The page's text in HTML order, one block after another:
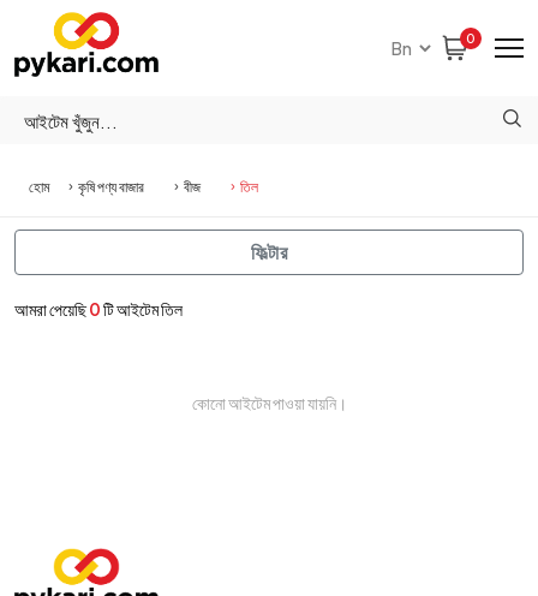
0
হোম কৃষি পণ্য বাজার বীজ তিল
আমরা পেয়েছি0টি আইটেম তিল
কোনো আইটেম পাওয়া যায়নি।
ফিল্টার